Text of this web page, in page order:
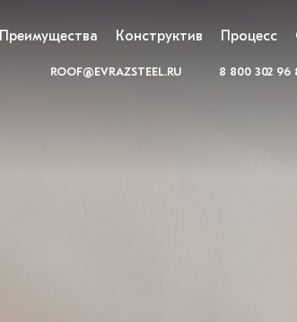
Преимущества Конструктив Процесс
ROOF@EVRAZSTEEL.RU 8 800 302 96